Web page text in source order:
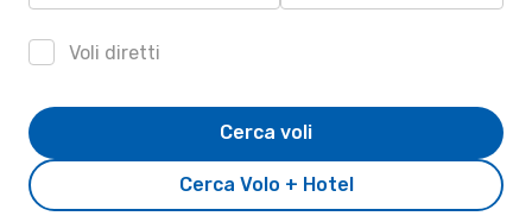
Voli diretti
Cerca Volo + Hotel
Cerca voli